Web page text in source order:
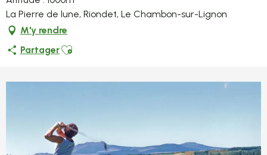
La Pierre de lune, Riondet, Le Chambon-sur-Lignon
M'y rendre
PartagerAjouter aux favoris